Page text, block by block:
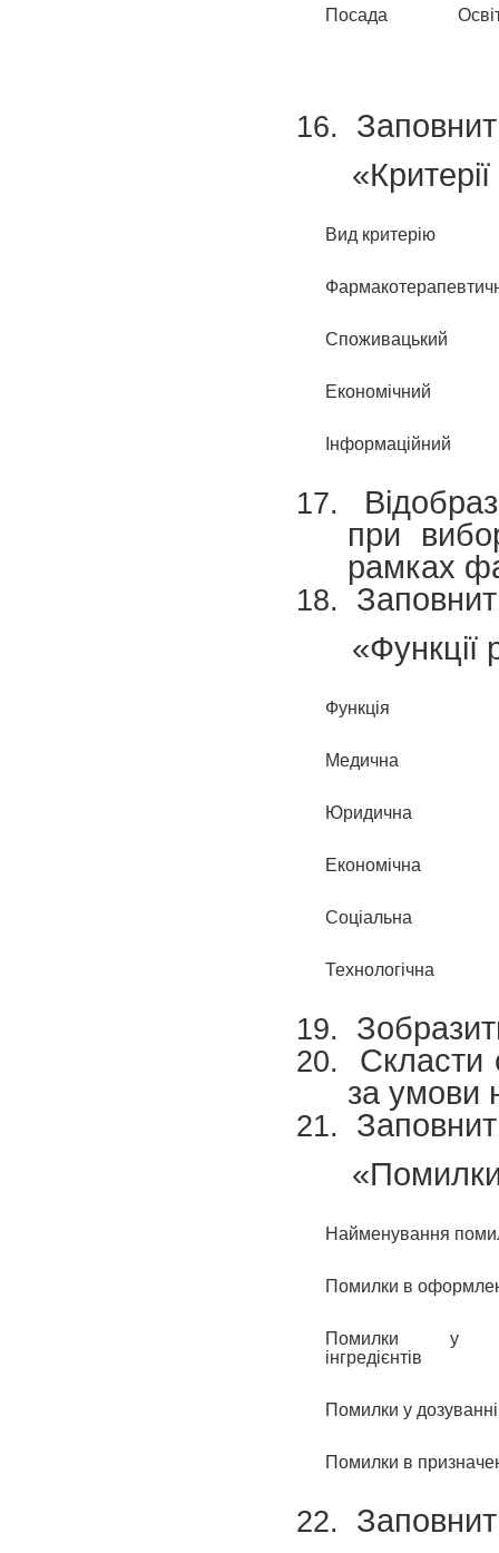
Посада
Вид критерію
Споживацький
Економічний
Інформаційний
при
рамках
«Функції
Функція
Медична
Юридична
Економічна
Соціальна
Технологічна
Скласти
за умови
Найменування
Помилки в
Помилки у
інгредієнтів
Помилки у дозуванні
Помилки в